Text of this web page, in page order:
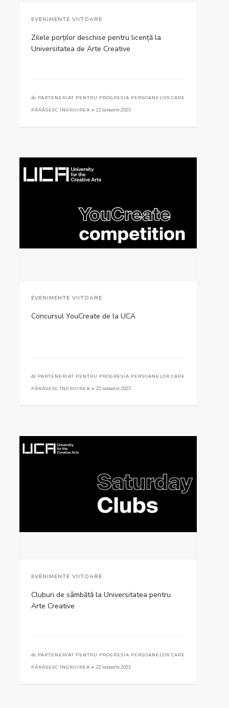
EVENIMENTE VIITOARE
Zilele porților deschise pentru licență la
Universitatea de Arte Creative
de PARTENERIAT PENTRU PROGRESIA PERSOANELOR CARE
PĂRĂSESC ÎNGRIJIREA • 22 ianuarie 2025
EVENIMENTE VIITOARE
Concursul YouCreate de la UCA
de PARTENERIAT PENTRU PROGRESIA PERSOANELOR CARE
PĂRĂSESC ÎNGRIJIREA • 22 ianuarie 2025
EVENIMENTE VIITOARE
Cluburi de sâmbătă la Universitatea pentru
Arte Creative
de PARTENERIAT PENTRU PROGRESIA PERSOANELOR CARE
PĂRĂSESC ÎNGRIJIREA • 22 ianuarie 2025